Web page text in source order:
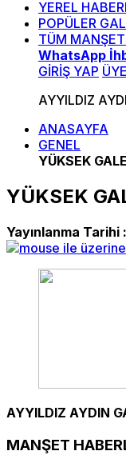
YEREL
POPÜLER
TÜM
WhatsApp
GİRİŞ YAP
AYYILDIZ
ANASAYFA
GENEL
YÜKSEK
YÜKSEK
Yayınlanma Tarihi :
AYYILDIZ AYDIN
MANŞET